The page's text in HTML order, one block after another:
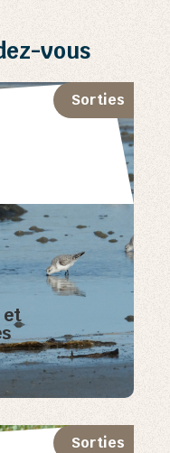
vous
Sorties
et
Sorties